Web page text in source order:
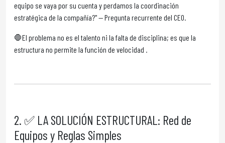
equipo se vaya por su cuenta y perdamos la coordinación
estratégica de la compañía?" — Pregunta recurrente del CEO.
🛑El problema no es el talento ni la falta de disciplina; es que la
estructura no permite la función de velocidad .
2. ✅ LA SOLUCIÓN ESTRUCTURAL: Red de
Equipos y Reglas Simples